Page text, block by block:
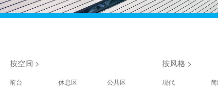
按空间 >
前台 休息区
公共区
按风格 >
现代